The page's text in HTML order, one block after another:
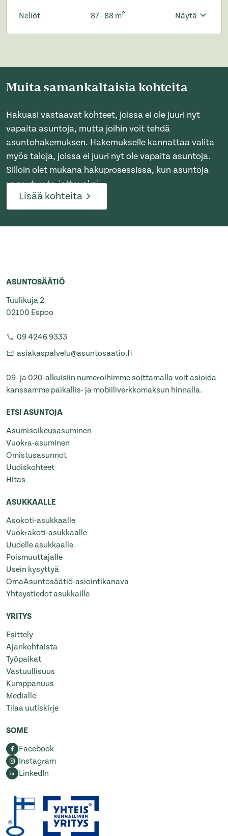
Neliöt 87 - 88 m2 Näytä
Muita samankaltaisia kohteita
Hakuasi vastaavat kohteet, joissa ei ole juuri nyt
vapaita asuntoja, mutta joihin voit tehdä
asuntohakemuksen. Hakemukselle kannattaa valita
myös taloja, joissa ei juuri nyt ole vapaita asuntoja.
Silloin olet mukana hakuprosessissa, kun asuntoja
vapautuu tarjottavaksi.
Lisää kohteita
ASUNTOSÄÄTIÖ
Tuulikuja 2
02100 Espoo
09 4246 9333
asiakaspalvelu@asuntosaatio.fi
09- ja 020-alkuisiin numeroihimme soittamalla voit asioida
kanssamme paikallis- ja mobiiliverkkomaksun hinnalla.
ETSI ASUNTOJA
Asumisoikeusasuminen
Vuokra-asuminen
Omistusasunnot
Uudiskohteet
Hitas
ASUKKAALLE
Asokoti-asukkaalle
Vuokrakoti-asukkaalle
Uudelle asukkaalle
Poismuuttajalle
Usein kysyttyä
OmaAsuntosäätiö-asiointikanava
Yhteystiedot asukkaille
YRITYS
Esittely
Ajankohtaista
Työpaikat
Vastuullisuus
Kumppanuus
Medialle
Tilaa uutiskirje
SOME
Facebook
Instagram
LinkedIn